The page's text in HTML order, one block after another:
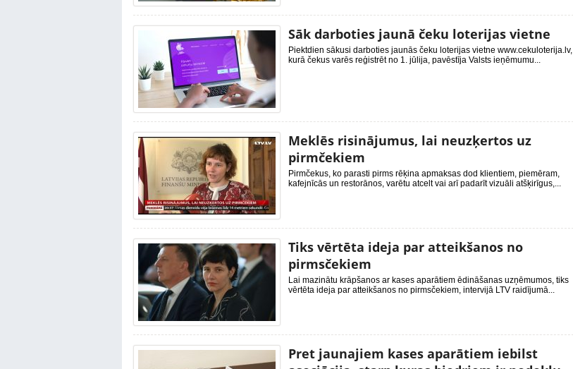
Sāk darboties jaunā čeku loterijas vietne
Piektdien sākusi darboties jaunās čeku loterijas vietne www.cekuloterija.lv,
kurā čekus varēs reģistrēt no 1. jūlija, pavēstīja Valsts ieņēmumu...
Meklēs risinājumus, lai neuzķertos uz
pirmčekiem
Pirmčekus, ko parasti pirms rēķina apmaksas dod klientiem, piemēram,
kafejnīcās un restorānos, varētu atcelt vai arī padarīt vizuāli atšķirīgus,...
Tiks vērtēta ideja par atteikšanos no
pirmsčekiem
Lai mazinātu krāpšanos ar kases aparātiem ēdināšanas uzņēmumos, tiks
vērtēta ideja par atteikšanos no pirmsčekiem, intervijā LTV raidījumā...
Pret jaunajiem kases aparātiem iebilst